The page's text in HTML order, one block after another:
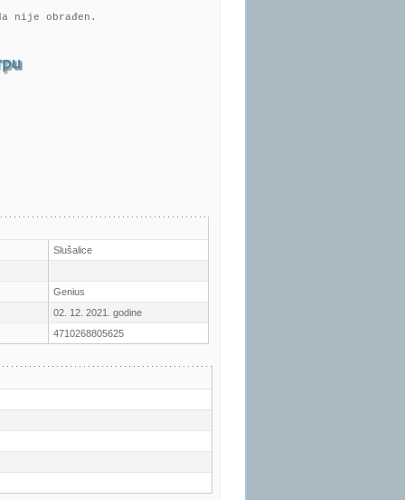
nije obrađen.
Slušalice
Genius
02. 12. 2021. godine
4710268805625